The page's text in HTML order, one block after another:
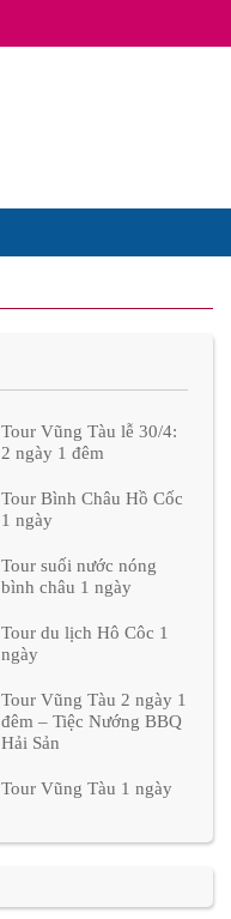
Tour Vũng Tàu lễ 30/4:
2 ngày 1 đêm
Tour Bình Châu Hồ Cốc
1 ngày
Tour suối nước nóng
bình châu 1 ngày
Tour du lịch Hô Côc 1
ngày
Tour Vũng Tàu 2 ngày 1
đêm – Tiệc Nướng BBQ
Hải Sản
Tour Vũng Tàu 1 ngày